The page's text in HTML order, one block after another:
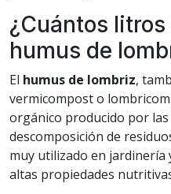
¿Cuántos
humus de
El humus de lombriz,
vermicompost o
orgánico producido por
descomposición de
muy utilizado en jardinería
altas propiedades